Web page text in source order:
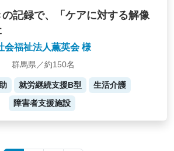
記録で、「ケアに対する解像
会福祉法人薫英会 様
群馬県／約150名
就労継続支援B型
生活介護
障害者支援施設